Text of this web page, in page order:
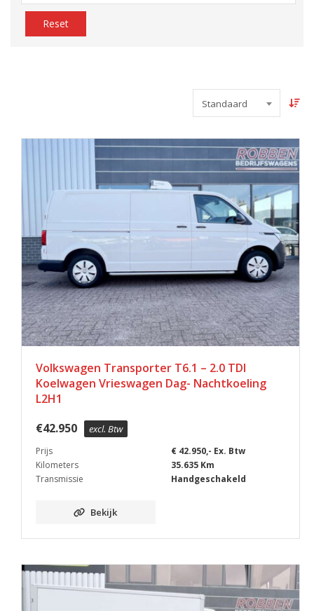
Reset
Standaard
Volkswagen Transporter T6.1 – 2.0 TDI
Koelwagen Vrieswagen Dag- Nachtkoeling
L2H1
€42.950 excl. Btw
Prijs
€ 42.950,- Ex. Btw
Kilometers
35.635 Km
Transmissie
Handgeschakeld
Bekijk